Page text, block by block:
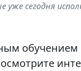
сегодня
обучением